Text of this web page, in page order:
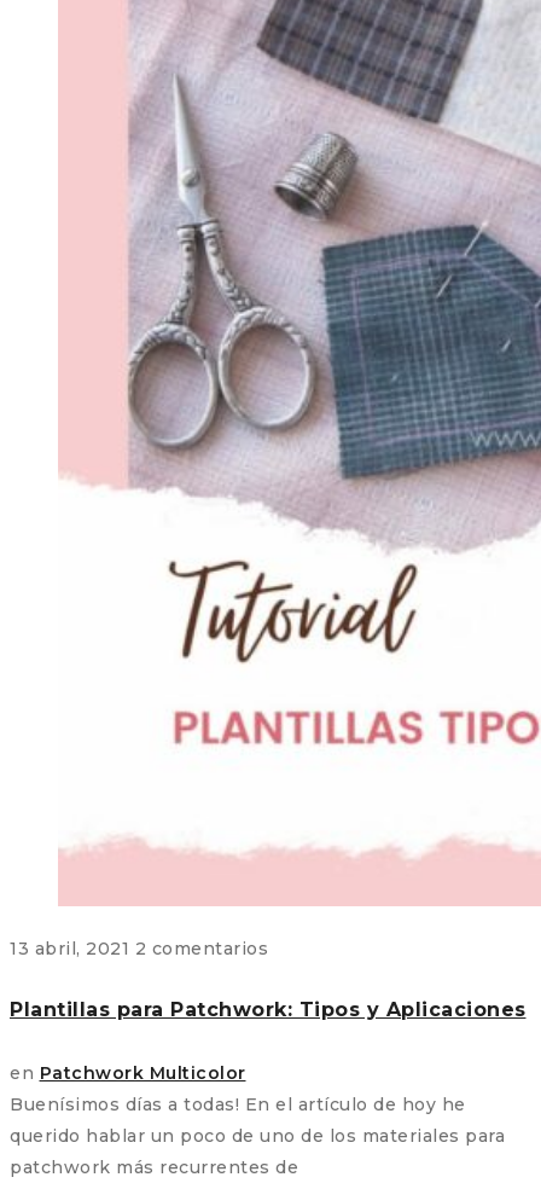
13 abril, 2021 2 comentarios
Plantillas para Patchwork: Tipos y Aplicaciones
en Patchwork Multicolor
Buenísimos días a todas! En el artículo de hoy he
querido hablar un poco de uno de los materiales para
patchwork más recurrentes de